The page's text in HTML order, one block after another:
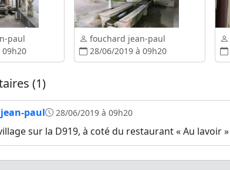
paul
09h20
fouchard jean-paul
28/06/2019 à 09h20
(1)
paul 28/06/2019 à 09h20
sur la D919, à coté du restaurant « Au lavoir »